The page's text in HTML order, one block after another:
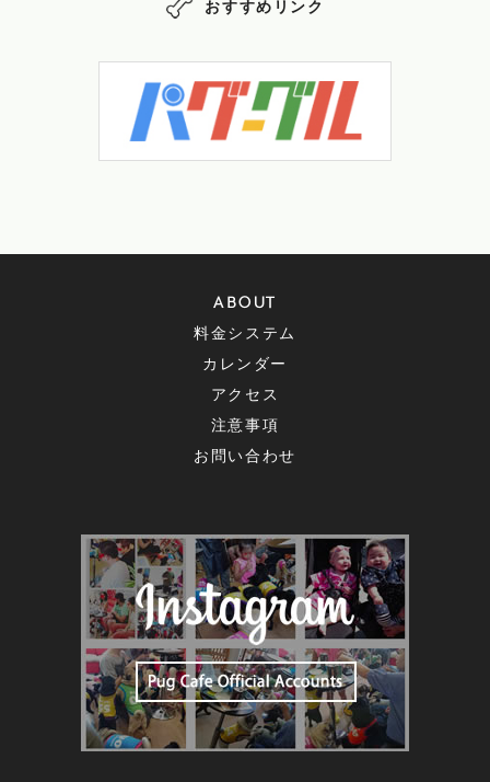
おすすめリンク
ABOUT
料金システム
カレンダー
アクセス
注意事項
お問い合わせ